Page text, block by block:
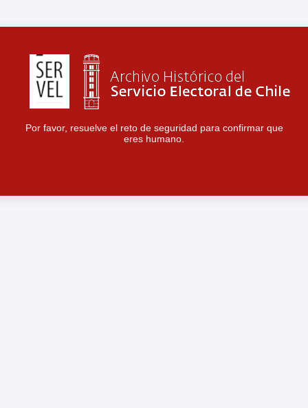
Por favor, resuelve el reto de seguridad para confirmar que
eres humano.